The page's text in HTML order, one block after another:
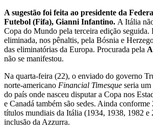
A sugestão foi feita ao presidente da
Futebol (Fifa), Gianni Infantino. A Itália
Copa do Mundo pela terceira edição seguida.
eliminada, nos pênaltis, pela Bósnia e
das eliminatórias da Europa. Procurada pela
não se manifestou.
Na quarta-feira (22), o enviado do governo
norte-americano Financial Timesque seria um
do país onde nasceu disputar a Copa nos
e Canadá também são sedes. Ainda
títulos mundiais da Itália (1934, 1938, 1982 e
inclusão da Azzurra.